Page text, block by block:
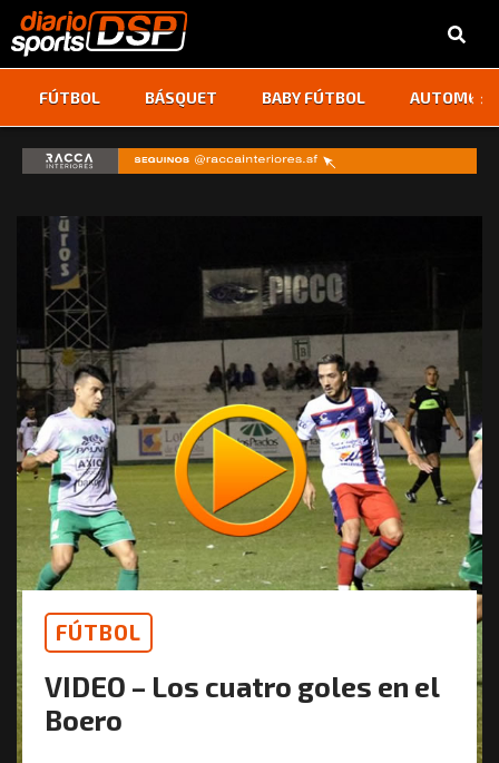
FÚTBOL BÁSQUET BABY FÚTBOL ‹ ›
FÚTBOL
VIDEO – Los cuatro goles en el
Boero